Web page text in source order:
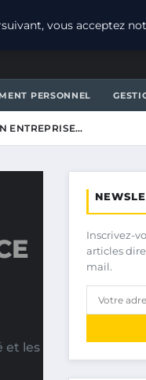
PERSONNEL
ENTREPRISE…
et les
Inscrivez-
articles
mail.
vous acceptez